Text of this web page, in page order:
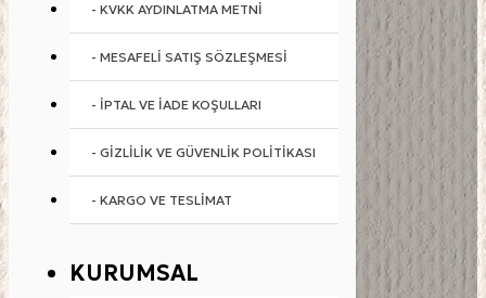
- KVKK AYDINLATMA METNI
- MESAFELI SATIŞ SÖZLEŞMESI
- İPTAL VE İADE KOŞULLARI
- GIZLILIK VE GÜVENLIK POLITIKASI
- KARGO VE TESLIMAT
KURUMSAL